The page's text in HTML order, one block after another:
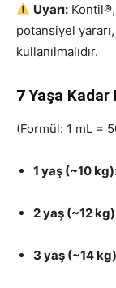
Uyarı: Kontil®,
potansiyel
kullanılmalıdır.
7 Yaşa
(Formül: 1 mL =
1 yaş (~10
2 yaş (~12
3 yaş (~14